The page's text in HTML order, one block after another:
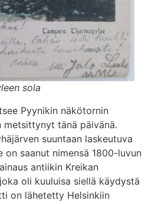
sola
Pyynikin näkötornin
tänä päivänä.
suuntaan laskeutuva
on saanut nimensä 1800-luvun
antiikin Kreikan
oli kuuluisa siellä käydystä
on lähetetty Helsinkiin